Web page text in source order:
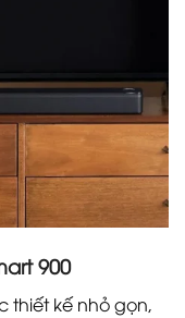
900
thiết kế nhỏ gọn,